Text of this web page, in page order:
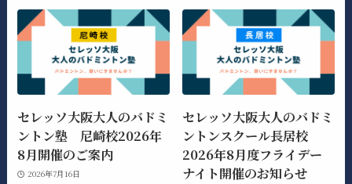
セレッソ大阪大人のバドミ
ントン塾 尼崎校2026年
8月開催のご案内
2026年7月16日
セレッソ大阪大人のバドミ
ントンスクール長居校
2026年8月度フライデー
ナイト開催のお知らせ